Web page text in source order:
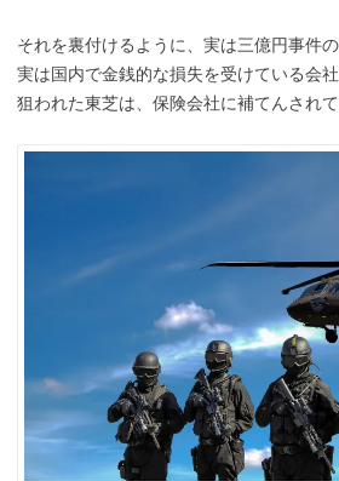
それを裏付けるように、実は三億円事件
実は国内で金銭的な損失を受けている会
狙われた東芝は、保険会社に補てんされて